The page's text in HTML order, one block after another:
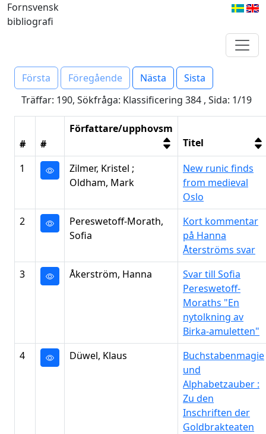
Fornsvensk
bibliografi
Första Föregående Nästa
Sista
Träffar: 190, Sökfråga: Klassificering 384 , Sida: 1/19
# #
Författare/upphovsm
Titel
1
Zilmer, Kristel ;
Oldham, Mark
New runic finds
from medieval
Oslo
2
Pereswetoff-Morath,
Sofia
Kort kommentar
på Hanna
Återströms svar
3
Åkerström, Hanna
Svar till Sofia
Pereswetoff-
Moraths "En
nytolkning av
Birka-amuletten"
4
Düwel, Klaus
Buchstabenmagie
und
Alphabetzauber :
Zu den
Inschriften der
Goldbrakteaten